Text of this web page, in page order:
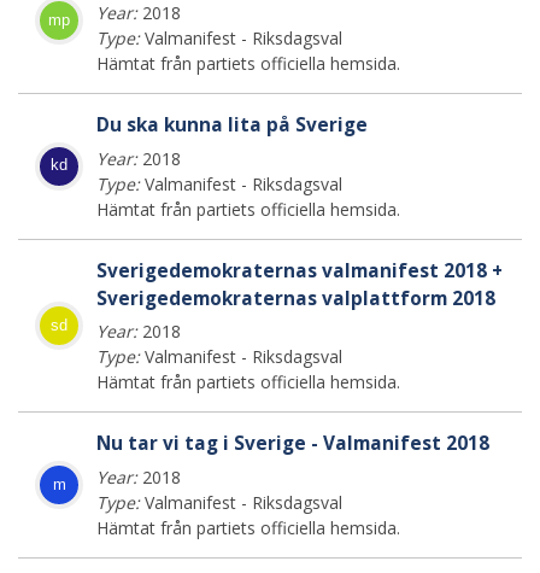
mp Year:2018
Type:Valmanifest - Riksdagsval
Hämtat från partiets officiella hemsida.
kd
Du ska kunna lita på Sverige
Year:2018
Type:Valmanifest - Riksdagsval
Hämtat från partiets officiella hemsida.
sd
Sverigedemokraternas valmanifest 2018 +
Sverigedemokraternas valplattform 2018
Year:2018
Type:Valmanifest - Riksdagsval
Hämtat från partiets officiella hemsida.
m
Nu tar vi tag i Sverige - Valmanifest 2018
Year:2018
Type:Valmanifest - Riksdagsval
Hämtat från partiets officiella hemsida.